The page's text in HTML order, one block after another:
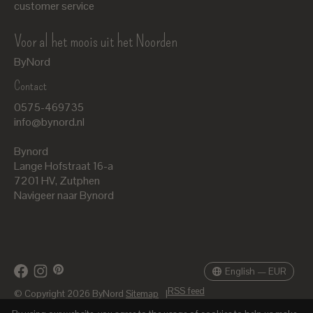
customer service
Voor al het moois uit het Noorden
ByNord
Contact
0575-469735
info@bynord.nl
Bynord
Lange Hofstraat 16-a
7201 HV, Zutphen
Navigeer naar Bynord
© Copyright 2026 ByNord Sitemap |RSS feed
English — EUR